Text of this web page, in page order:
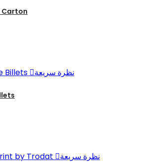
Carton
نظرة سريعة
نظرة سريعة